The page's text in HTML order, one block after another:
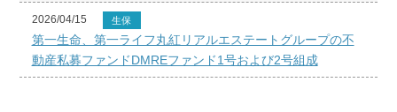
2026/04/15 生保
第一生命、第一ライフ丸紅リアルエステートグループの不
動産私募ファンドDMREファンド1号および2号組成